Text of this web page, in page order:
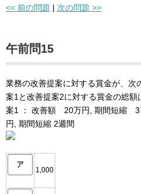
<< 前の問題 | 次の問題 >>
午前問15
業務の改善提案に対する賞金が、次
案1と改善提案2に対する賞金の総
案1 ： 改善額 20万円, 期間短縮
円, 期間短縮 2週間
ア
1,000